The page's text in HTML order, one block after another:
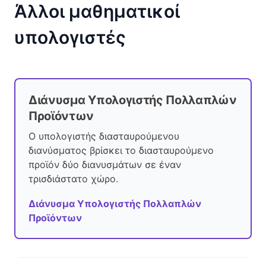
Άλλοι μαθηματικοί
υπολογιστές
Διάνυσμα Υπολογιστής Πολλαπλών
Προϊόντων
Ο υπολογιστής διασταυρούμενου
διανύσματος βρίσκει το διασταυρούμενο
προϊόν δύο διανυσμάτων σε έναν
τρισδιάστατο χώρο.
Διάνυσμα Υπολογιστής Πολλαπλών
Προϊόντων